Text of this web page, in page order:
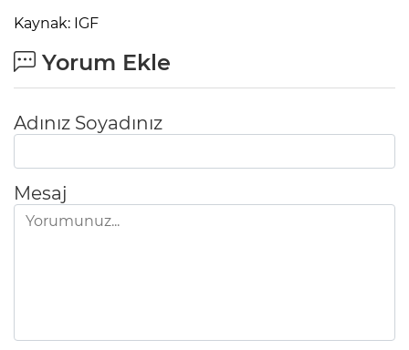
Kaynak: IGF
Yorum Ekle
Adınız Soyadınız
Mesaj